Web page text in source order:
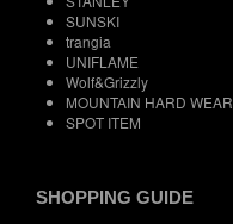
SUNSKI
trangia
UNIFLAME
Wolf&Grizzly
MOUNTAIN HARD WEAR
SPOT ITEM
SHOPPING GUIDE